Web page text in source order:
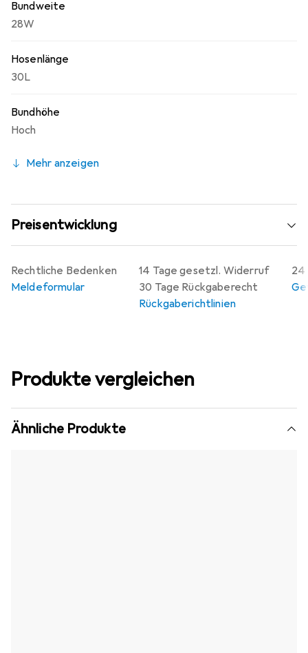
Bundweite
28W
Hosenlänge
30L
Bundhöhe
Hoch
Mehr anzeigen
Preisentwicklung
14 Tage gesetzl. Widerruf
30 Tage Rückgaberecht
Rückgaberichtlinien
24
Rechtliche Bedenken
Meldeformular
Produkte vergleichen
Ähnliche Produkte